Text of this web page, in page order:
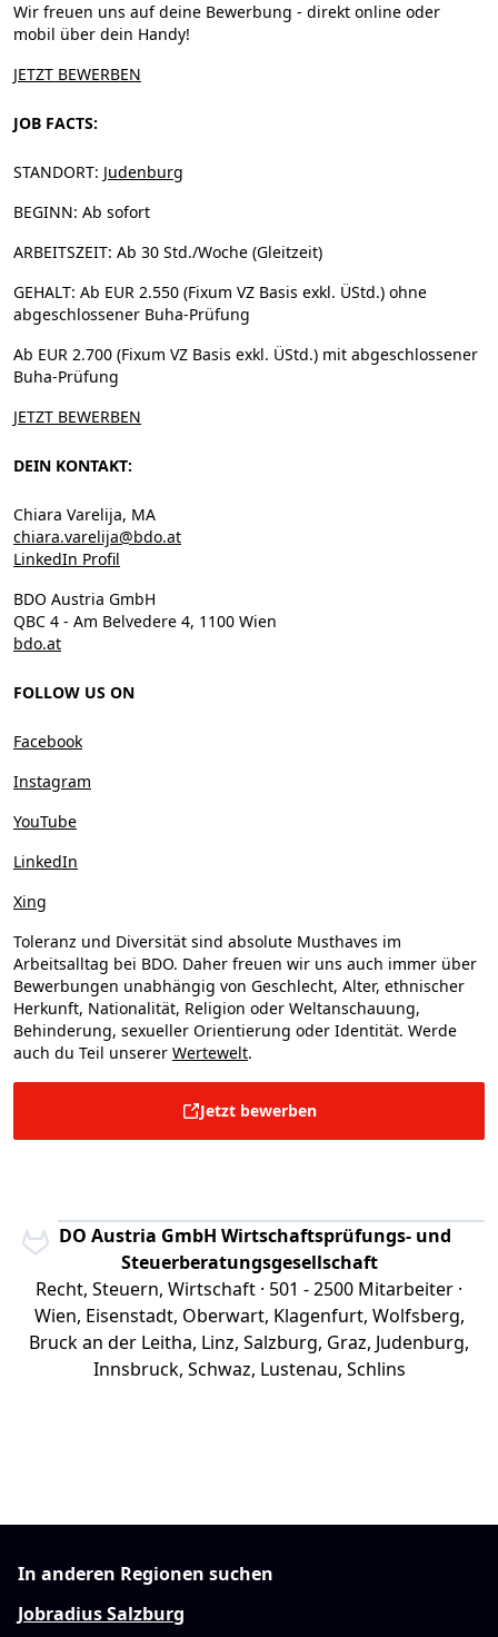
Wir freuen uns auf deine Bewerbung - direkt online oder
mobil über dein Handy!
JETZT BEWERBEN
JOB FACTS:
STANDORT: Judenburg
BEGINN: Ab sofort
ARBEITSZEIT: Ab 30 Std./Woche (Gleitzeit)
GEHALT: Ab EUR 2.550 (Fixum VZ Basis exkl. ÜStd.) ohne
abgeschlossener Buha-Prüfung
Ab EUR 2.700 (Fixum VZ Basis exkl. ÜStd.) mit abgeschlossener
Buha-Prüfung
JETZT BEWERBEN
DEIN KONTAKT:
Chiara Varelija, MA
chiara.varelija@bdo.at
LinkedIn Profil
BDO Austria GmbH
QBC 4 - Am Belvedere 4, 1100 Wien
bdo.at
FOLLOW US ON
Facebook
Instagram
YouTube
LinkedIn
Xing
Toleranz und Diversität sind absolute Musthaves im
Arbeitsalltag bei BDO. Daher freuen wir uns auch immer über
Bewerbungen unabhängig von Geschlecht, Alter, ethnischer
Herkunft, Nationalität, Religion oder Weltanschauung,
Behinderung, sexueller Orientierung oder Identität. Werde
auch du Teil unserer Wertewelt.
Jetzt bewerben
BDO Austria GmbH Wirtschaftsprüfungs- und
Steuerberatungsgesellschaft
Recht, Steuern, Wirtschaft · 501 - 2500 Mitarbeiter ·
Wien, Eisenstadt, Oberwart, Klagenfurt, Wolfsberg,
Bruck an der Leitha, Linz, Salzburg, Graz, Judenburg,
Innsbruck, Schwaz, Lustenau, Schlins
In anderen Regionen suchen
Jobradius Salzburg